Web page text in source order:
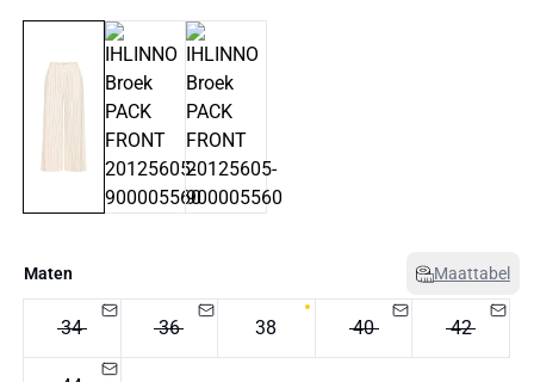
Maten Maattabel
34 36 38 40 42